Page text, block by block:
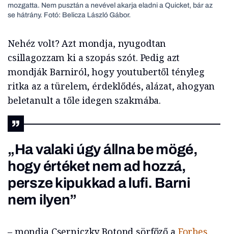
mozgatta. Nem pusztán a nevével akarja eladni a Quicket, bár az
se hátrány. Fotó: Belicza László Gábor.
Nehéz volt? Azt mondja, nyugodtan
csillagozzam ki a szopás szót. Pedig azt
mondják Barniról, hogy youtubertől tényleg
ritka az a türelem, érdeklődés, alázat, ahogyan
beletanult a tőle idegen szakmába.
„Ha valaki úgy állna be mögé,
hogy értéket nem ad hozzá,
persze kipukkad a lufi. Barni
nem ilyen”
– mondja Cserniczky Botond sörfőző a Forbes